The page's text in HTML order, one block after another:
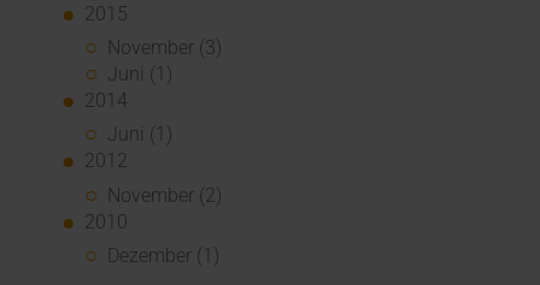
2015
November (3)
Juni (1)
2014
Juni (1)
2012
November (2)
2010
Dezember (1)